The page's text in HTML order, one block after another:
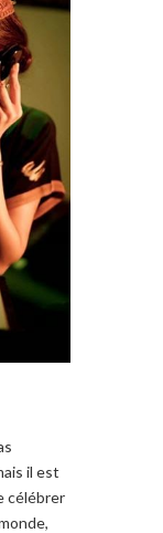
il est
célébrer